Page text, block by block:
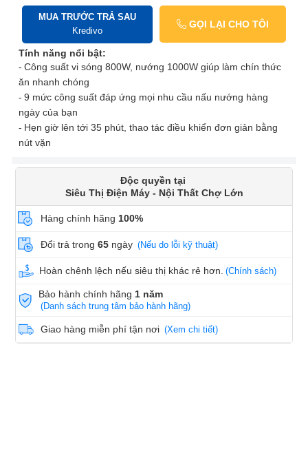
MUA TRƯỚC TRẢ SAU
Kredivo
GỌI LẠI CHO TÔI
Tính năng nổi bật:
Công suất vi sóng 800W, nướng 1000W giúp làm chín thức
ăn nhanh chóng
9 mức công suất đáp ứng mọi nhu cầu nấu nướng hàng
ngày của bạn
Hẹn giờ lên tới 35 phút, thao tác điều khiển đơn giản bằng
nút vặn
Độc quyền tại
Siêu Thị Điện Máy - Nội Thất Chợ Lớn
Hàng chính hãng 100%
Đổi trả trong 65 ngày (Nếu do lỗi kỹ thuật)
Hoàn chênh lệch nếu siêu thị khác rẻ hơn. (Chính sách)
Bảo hành chính hãng 1 năm
(Danh sách trung tâm bảo hành hãng)
Giao hàng miễn phí tận nơi (Xem chi tiết)